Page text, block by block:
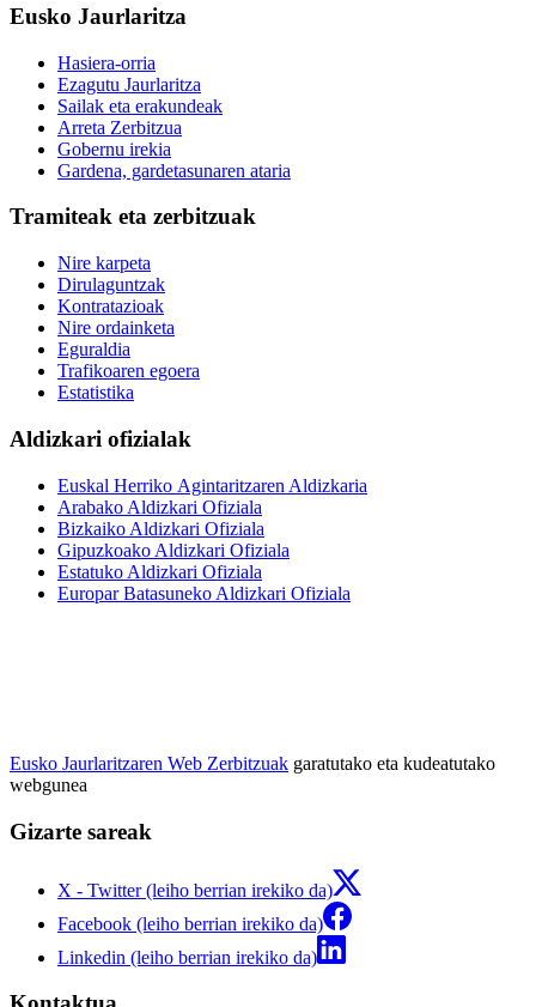
Eusko Jaurlaritza
Hasiera-orria
Ezagutu Jaurlaritza
Sailak eta erakundeak
Arreta Zerbitzua
Gobernu irekia
Gardena, gardetasunaren ataria
Tramiteak eta zerbitzuak
Nire karpeta
Dirulaguntzak
Kontratazioak
Nire ordainketa
Eguraldia
Trafikoaren egoera
Estatistika
Aldizkari ofizialak
Euskal Herriko Agintaritzaren Aldizkaria
Arabako Aldizkari Ofiziala
Bizkaiko Aldizkari Ofiziala
Gipuzkoako Aldizkari Ofiziala
Estatuko Aldizkari Ofiziala
Europar Batasuneko Aldizkari Ofiziala
Eusko Jaurlaritzaren Web Zerbitzuak garatutako eta kudeatutako
webgunea
Gizarte sareak
X - Twitter (leiho berrian irekiko da)
Facebook (leiho berrian irekiko da)
Linkedin (leiho berrian irekiko da)